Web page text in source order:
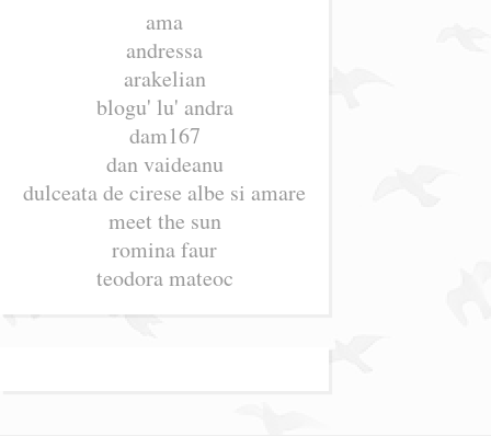
ama
andressa
arakelian
blogu' lu' andra
dam167
dan vaideanu
dulceata de cirese albe si amare
meet the sun
romina faur
teodora mateoc